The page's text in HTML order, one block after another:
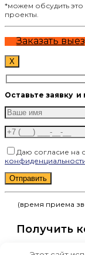
*можем обсудить
проекты.
Заказать
X
Оставьте заявку и
Даю согласие на
Оставьте это поле
(время приема
Получить